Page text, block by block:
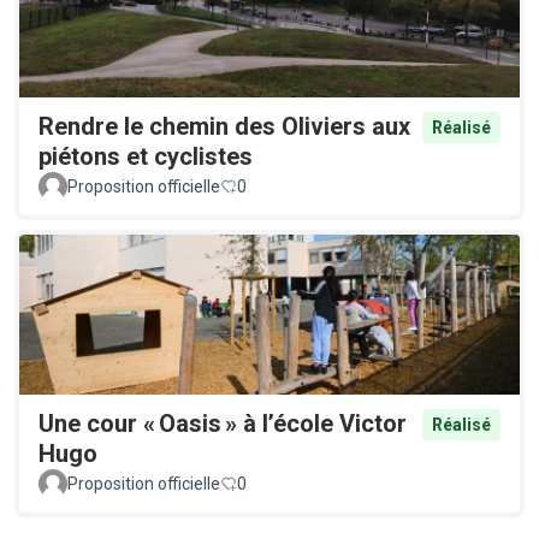
Rendre le chemin des Oliviers aux
piétons et cyclistes
Réalisé
Proposition officielle 0
Une cour « Oasis » à l’école Victor
Hugo
Réalisé
Proposition officielle 0